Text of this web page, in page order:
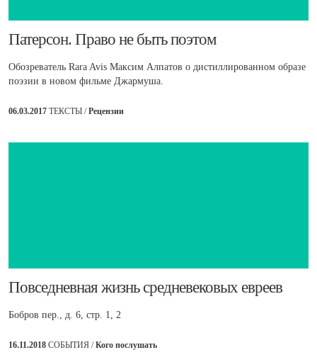
​Патерсон. Право не быть поэтом
Обозреватель Rara Avis Максим Алпатов о дистиллированном образе
поэзии в новом фильме Джармуша.
06.03.2017 ТЕКСТЫ /Рецензии
​Повседневная жизнь средневековых евреев
Бобров пер., д. 6, стр. 1, 2
16.11.2018 СОБЫТИЯ /Кого послушать